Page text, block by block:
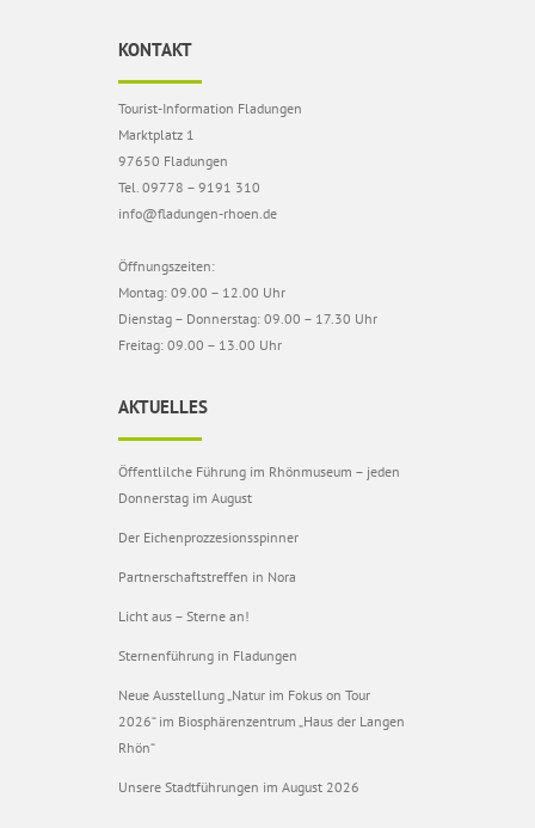
KONTAKT
Tourist-Information Fladungen
Marktplatz 1
97650 Fladungen
Tel. 09778 – 9191 310
info@fladungen-rhoen.de
Öffnungszeiten:
Montag: 09.00 – 12.00 Uhr
Dienstag – Donnerstag: 09.00 – 17.30 Uhr
Freitag: 09.00 – 13.00 Uhr
AKTUELLES
Öffentlilche Führung im Rhönmuseum – jeden
Donnerstag im August
Der Eichenprozzesionsspinner
Partnerschaftstreffen in Nora
Licht aus – Sterne an!
Sternenführung in Fladungen
Neue Ausstellung „Natur im Fokus on Tour
2026“ im Biosphärenzentrum „Haus der Langen
Rhön“
Unsere Stadtführungen im August 2026